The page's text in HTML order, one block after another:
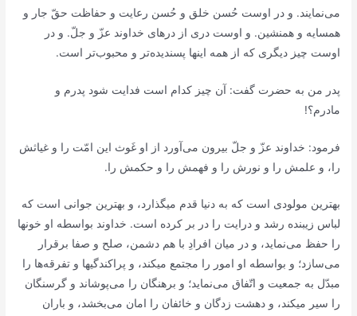
مى‌نمایند. و در اوست حُسن خلق و حُسن رعایت و حفاظت حقّ جار و
همسایه و همنشین. و اوست درى از درهاى خداوند عزّ و جلّ. و در
اوست چیز دیگرى كه از همه اینها پسندیده‌تر و محبوب‌تر است.
پدر من به حضرت گفت: آن چیز كدام است فدایت شود پدرم و
مادرم؟!
فرمود: خداوند عزّ و جلّ بیرون مى‌آورد از او غَوث‌ این امّت را و غیاثش
را، و علمش را و نورش را و فهمش را و حكمش‌ را.
بهترین مولودى است كه به دنیا قدم میگذارد، و بهترین جوانى است كه
لباس زیبنده رشد و درایت را در بر كرده است. خداوند بواسطه او خونها
را حفظ مى‌نماید، و در میان افرادِ با هم دشمن، صلح و صفا برقرار
مى‌سازد؛ و بواسطه او امور را مجتمع میكند، و پراكندگیها و تفرقه‌ها را
مبدّل به جمعیت و اتّفاق مى‌نماید؛ و برهنگان را مى‌پوشاند و گرسنگان
را سیر میكند، و دهشت زدگان و خائفان را امان مى‌بخشد، و باران